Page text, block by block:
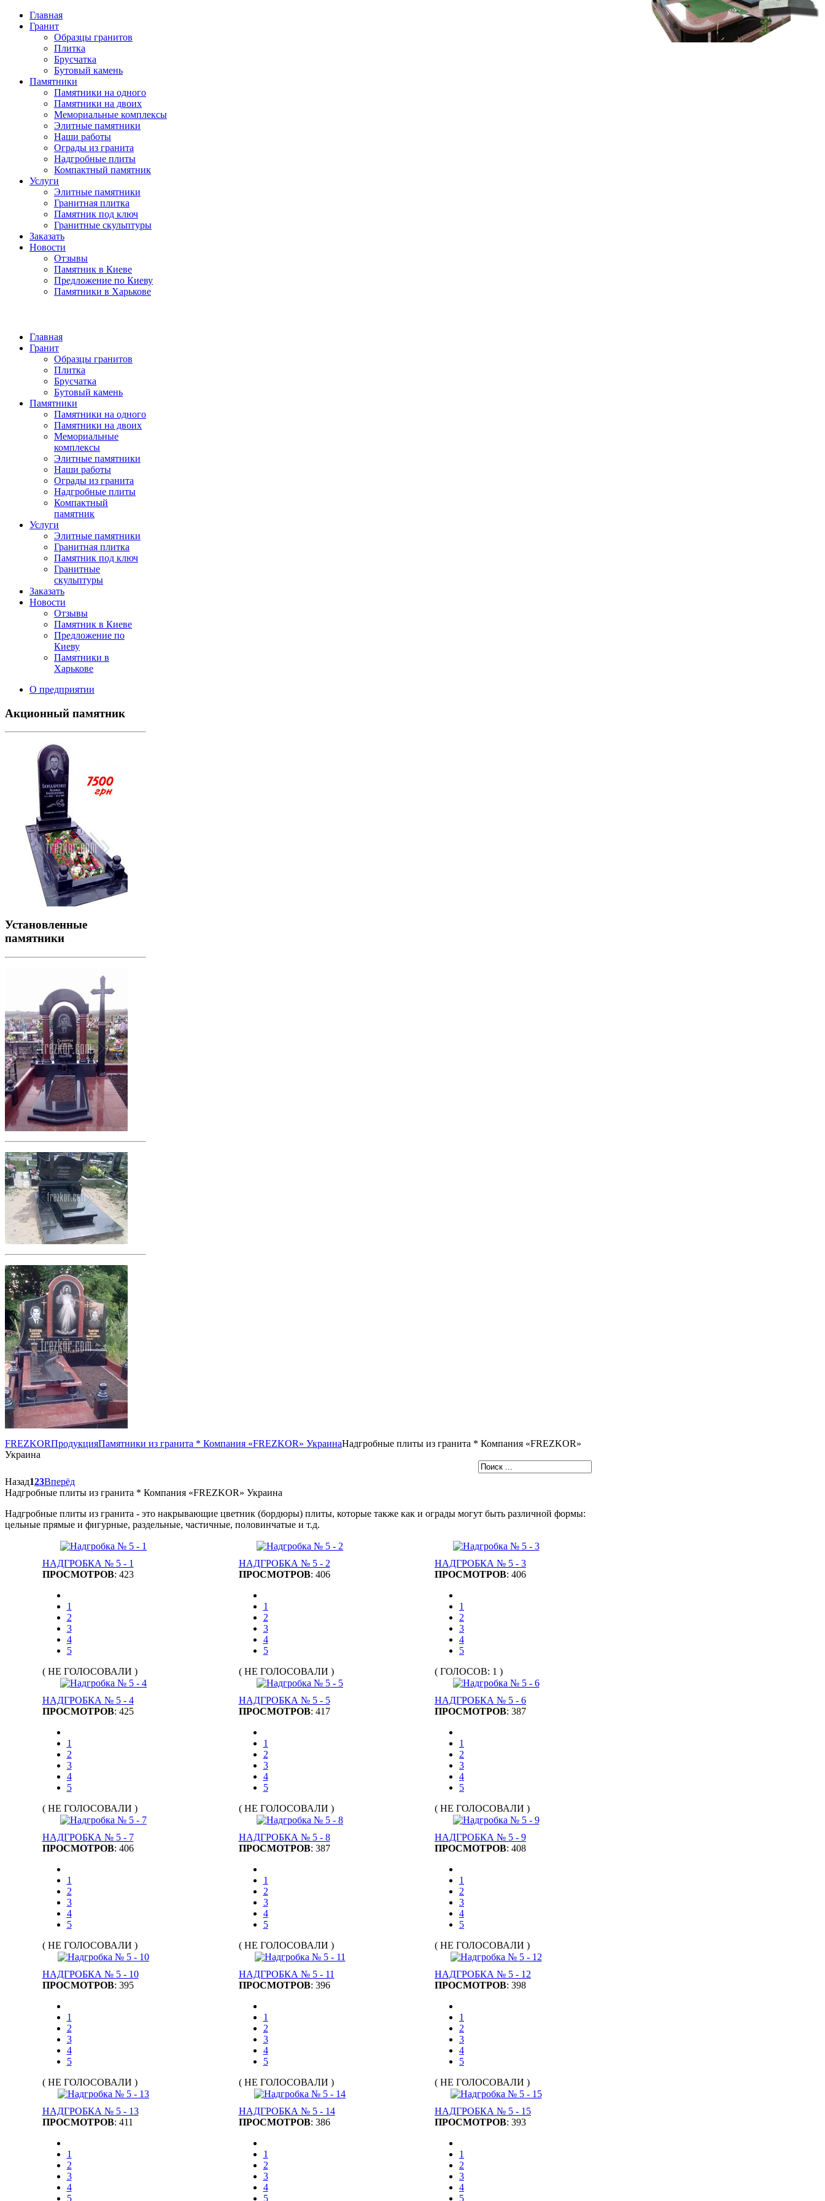
Главная
Гранит
Образцы гранитов
Плитка
Брусчатка
Бутовый камень
Памятники
Памятники на одного
Памятники на двоих
Мемориальные комплексы
Элитные памятники
Наши работы
Ограды из гранита
Надгробные плиты
Компактный памятник
Услуги
Элитные памятники
Гранитная плитка
Памятник под ключ
Гранитные скульптуры
Заказать
Новости
Отзывы
Памятник в Киеве
Предложение по Киеву
Памятники в Харькове
Главная
Гранит
Образцы гранитов
Плитка
Брусчатка
Бутовый камень
Памятники
Памятники на одного
Памятники на двоих
Мемориальные
комплексы
Элитные памятники
Наши работы
Ограды из гранита
Надгробные плиты
Компактный
памятник
Услуги
Элитные памятники
Гранитная плитка
Памятник под ключ
Гранитные
скульптуры
Заказать
Новости
Отзывы
Памятник в Киеве
Предложение по
Киеву
Памятники в
Харькове
О предприятии
Акционный памятник
Установленные
памятники
FREZKORПродукцияПамятники из гранита * Компания «FREZKOR» УкраинаНадгробные плиты из гранита * Компания «FREZKOR»
Украина
Назад123Вперёд
Надгробные плиты из гранита * Компания «FREZKOR» Украина
Надгробные плиты из гранита - это накрывающие цветник (бордюры) плиты, которые также как и ограды могут быть различной формы:
цельные прямые и фигурные, раздельные, частичные, половинчатые и т.д.
НАДГРОБКА № 5 - 1
ПРОСМОТРОВ: 423
1
2
3
4
5
( НЕ ГОЛОСОВАЛИ )
НАДГРОБКА № 5 - 2
ПРОСМОТРОВ: 406
1
2
3
4
5
( НЕ ГОЛОСОВАЛИ )
НАДГРОБКА № 5 - 3
ПРОСМОТРОВ: 406
1
2
3
4
5
( ГОЛОСОВ: 1 )
НАДГРОБКА № 5 - 4
ПРОСМОТРОВ: 425
1
2
3
4
5
( НЕ ГОЛОСОВАЛИ )
НАДГРОБКА № 5 - 5
ПРОСМОТРОВ: 417
1
2
3
4
5
( НЕ ГОЛОСОВАЛИ )
НАДГРОБКА № 5 - 6
ПРОСМОТРОВ: 387
1
2
3
4
5
( НЕ ГОЛОСОВАЛИ )
НАДГРОБКА № 5 - 7
ПРОСМОТРОВ: 406
1
2
3
4
5
( НЕ ГОЛОСОВАЛИ )
НАДГРОБКА № 5 - 8
ПРОСМОТРОВ: 387
1
2
3
4
5
( НЕ ГОЛОСОВАЛИ )
НАДГРОБКА № 5 - 9
ПРОСМОТРОВ: 408
1
2
3
4
5
( НЕ ГОЛОСОВАЛИ )
НАДГРОБКА № 5 - 10
ПРОСМОТРОВ: 395
1
2
3
4
5
( НЕ ГОЛОСОВАЛИ )
НАДГРОБКА № 5 - 11
ПРОСМОТРОВ: 396
1
2
3
4
5
( НЕ ГОЛОСОВАЛИ )
НАДГРОБКА № 5 - 12
ПРОСМОТРОВ: 398
1
2
3
4
5
( НЕ ГОЛОСОВАЛИ )
НАДГРОБКА № 5 - 13
ПРОСМОТРОВ: 411
1
2
3
4
5
НАДГРОБКА № 5 - 14
ПРОСМОТРОВ: 386
1
2
3
4
5
НАДГРОБКА № 5 - 15
ПРОСМОТРОВ: 393
1
2
3
4
5